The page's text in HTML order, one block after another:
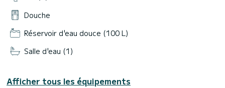
Douche
Réservoir d'eau douce (100 L)
Salle d'eau (1)
Afficher tous les équipements